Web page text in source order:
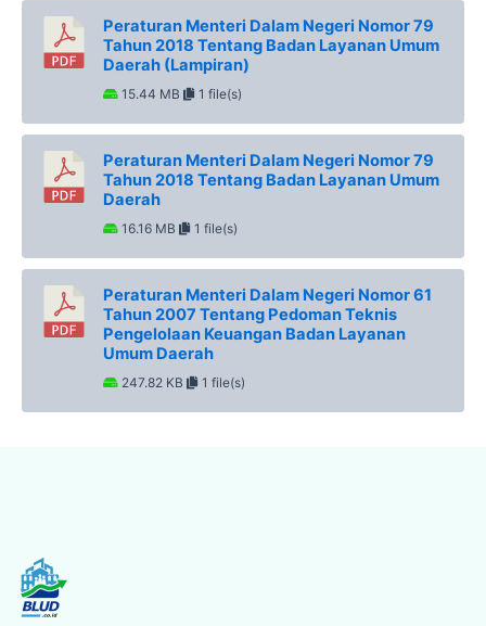
Peraturan Menteri Dalam Negeri Nomor 79
Tahun 2018 Tentang Badan Layanan Umum
Daerah (Lampiran)
15.44 MB 1 file(s)
Peraturan Menteri Dalam Negeri Nomor 79
Tahun 2018 Tentang Badan Layanan Umum
Daerah
16.16 MB 1 file(s)
Peraturan Menteri Dalam Negeri Nomor 61
Tahun 2007 Tentang Pedoman Teknis
Pengelolaan Keuangan Badan Layanan
Umum Daerah
247.82 KB 1 file(s)